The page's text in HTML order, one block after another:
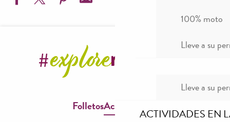
100% moto
Lleve a su
Lleve a su
ACTIVIDADES EN
Visite de la ferme des Grailhes
Lunàvélo
Exposition " Mirages et miracles ", Musée de Millau,
Jeu de piste papier, familial et en autonomie- Le Rozier &
Découverte du tournage sur bois en 3h ou 6h - Copo Loco
Animations : concert, spectacle, atelier... - La Jasse,
FolletosAccesibilidad